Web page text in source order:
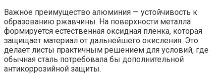
Важное преимущество алюминия — устойчивость к
образованию ржавчины. На поверхности металла
формируется естественная оксидная пленка, которая
защищает материал от дальнейшего окисления. Это
делает листы практичным решением для условий, где
обычная сталь потребовала бы дополнительной
антикоррозийной защиты.